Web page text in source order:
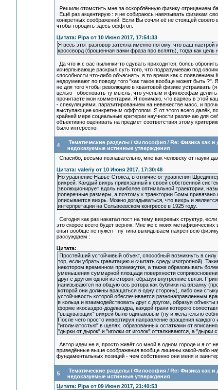
Решили отомстить мне за оскорблённую физику отрицанием
Ещё раз акцентирую : я не собираюсь навязывать физикам
конкретных соображений. Если Вы сочли её не стоящей
чтобы городить здесь оффтоп.
Цитата: Pipa от 10 Июня 2017, 17:54:33
Я весь этот разговор затеяла именно потому, что ваш
кроссворд (брошенная вами фраза про вспять), тогда как
Да что ж с вас пылинки-то сдувать приходится, боясь
исчерпывающе раскрыл суть того, что подразумеваю под
способности что-либо объяснять, в то время как с
недоумевают по поводу того "как такое вообще может быть ?".
не для того чтобы революцию в квантовой физике устраивать
целью - обосновать ту мысль, что учёным и философам
прочитаете мои комментарии. Я понимаю, что варясь в этой
- спекуляциями, паразитированием на невежестве масс, и
выступающие конкретным оффтопом. Я от этого всего далёк,
крайней мере социальные критерии научности различаю для
объективно оценивать на предмет соответствия этому
было интересно.
4 Тематические разделы/ Философия/ Re: Физика как и
недоказуемые истинные утверждения
Спасибо, весьма познавательно, мне как человеку от науки
Цитата: valeriy от 10 Июня 2017, 17:30:48
Но уравнение Навье-Стокса, в отличие от уравнения
вихрей. Каждый вихрь привязанный к своей собственной
эволюционирует вдоль наиболее оптимальной траектории,
поперечные размеры, а поэтому к траектории Бомы привязано
описывается вихрь. Можно догадываться, что вихрь и
интерпретации на Сольвеевском конгрессе в 1925 году.
Сегодня как раз накатал пост на тему вихревых структур,
это скорее всего будет верняк. Мне же с моих
опыт вообще не нужен - ну типа выкидываем нахрен всю
рассуждаем :
Цитата:
Простейший устойчивый объект, способный возникнуть в
тор, если убрать гравитацию и считать среду изотропной).
некотором временном промежутке, а также образовывать
уменьшения суммарной площади поверхности
друг с другом одной из сторон, образуя внутренние связи.
нанизываются на общую ось ротора как бублики на вязанку
которой они должны вращаться в одну сторону), либо они
устойчивость которой обеспечивается разнонаправленным
в кольца и взаимодействовать друг с другом, образуя
форме икосаэдро-додекаэдра, каждой грани которого
"выдувающих" вихрей было одинаковым (ну и желательно
После чего просто инвертируя направление вращения
"игольчатостью" в щелях, образованных остатками от
"дырки от дырок" и "иголки от иголок" отталкиваются, а "дырки
Автор идеи не я, просто живёт со мной в одном городе и я от
приведённые выше соображения вообще лишены какой-либо
фундаментальных позиций - чем собственно они меня и
5 Тематические разделы/ Философия/ Re: Физика как и
недоказуемые истинные утверждения
Цитата: Pipa от 09 Июня 2017, 21:40:53